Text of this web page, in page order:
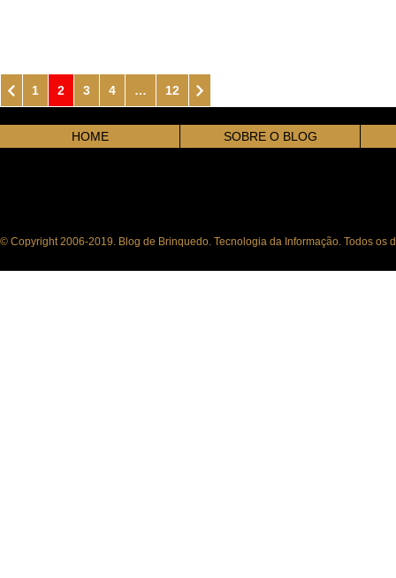
1 2 3 4 … 12
HOME SOBRE O BLOG
© Copyright 2006-2019. Blog de Brinquedo. Tecnologia da Informação. Todos os